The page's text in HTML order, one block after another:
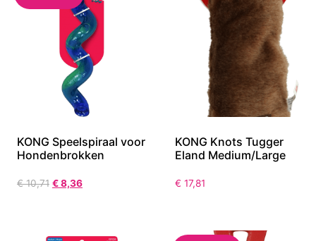
KONG Speelspiraal voor
Hondenbrokken
€10,71 €8,36
KONG Knots Tugger
Eland Medium/Large
€ 17,81